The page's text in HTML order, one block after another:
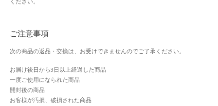
クリスマス特集
おすすめショップとは
スプリングセール
セール
ご注意事項
次の商品の返品・交換は、お受けできませんのでご了承ください。
お届け後日から3日以上経過した商品
一度ご使用になられた商品
開封後の商品
お客様が汚損、破損された商品